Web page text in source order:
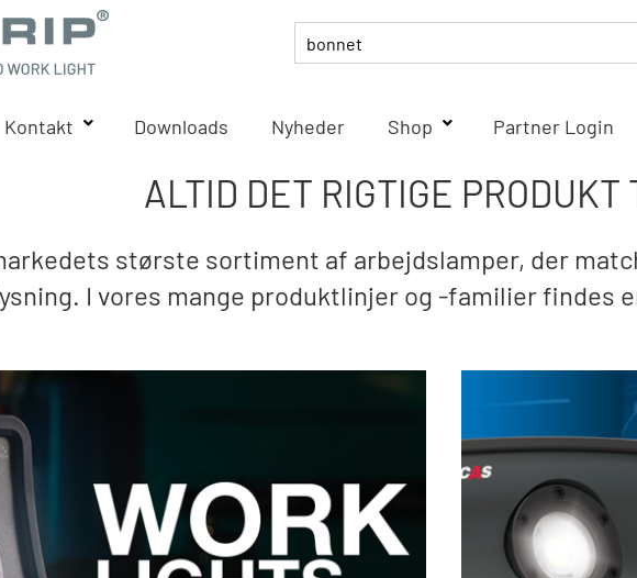
Kontakt Downloads Nyheder Shop Partner Login
ALTID DET RIGTIGE PRODUKT
største sortiment af arbejdslamper, der
I vores mange produktlinjer og -familier findes